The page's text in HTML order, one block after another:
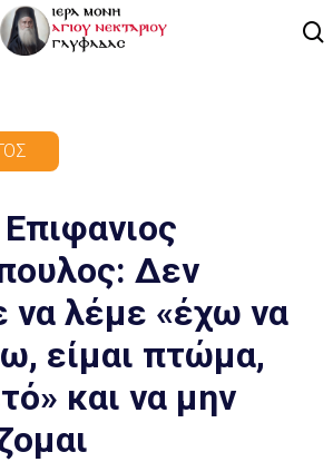
ΠΡΟΓΡΑΜΜΑ
ΒΙΝΤΕΟ
ΑΡΘΡΟΓΡΑΦΙΑ
- ΒΙΟΙ ΑΓΙΩΝ
ΕΠΙΚΟΙΝΩΝΙΑ
Δεν
να λέμε «έχω να
είμαι πτώμα,
και να μην